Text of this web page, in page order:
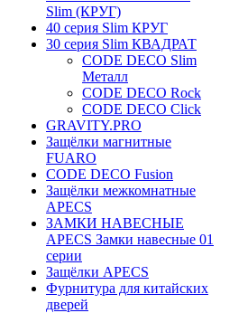
Slim (КРУГ)
40 серия Slim КРУГ
30 серия Slim КВАДРАТ
CODE DECO Slim
Металл
CODE DECO Rock
CODE DECO Click
GRAVITY.PRO
Защёлки магнитные
FUARO
CODE DECO Fusion
Защёлки межкомнатные
APECS
ЗАМКИ НАВЕСНЫЕ
APECS Замки навесные 01
серии
Защёлки APECS
Фурнитура для китайских
дверей